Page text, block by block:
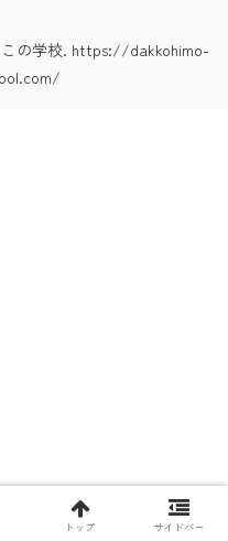
の学校. https://dakkohimo-
トップ サイドバー